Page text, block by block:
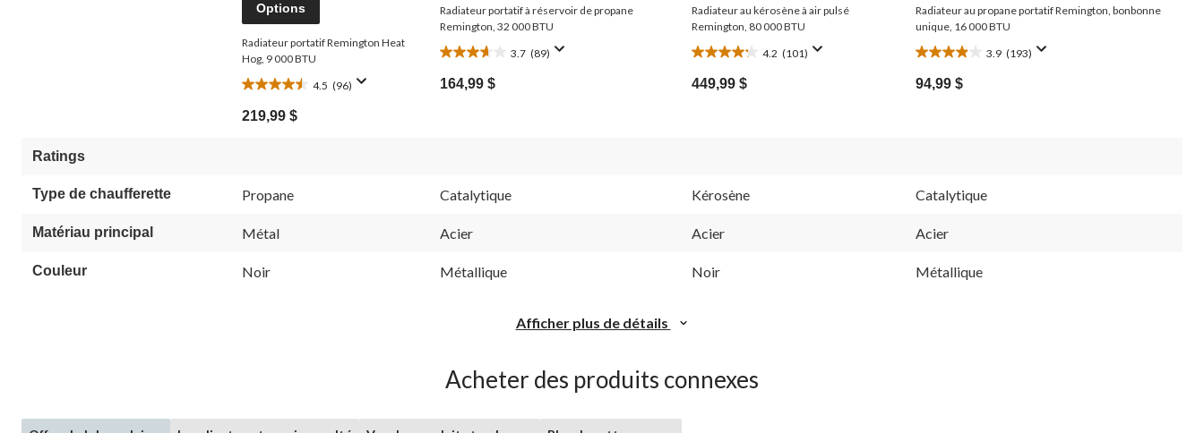
Options
Radiateur portatif Remington Heat
Hog, 9 000 BTU
4.5 (96)
4.5
étoile(s)
sur
219,99 $
Radiateur portatif à réservoir de propane
Remington, 32 000 BTU
3.7 (89)
3.7
étoile(s)
sur
164,99 $
Radiateur au kérosène à air pulsé
Remington, 80 000 BTU
4.2 (101)
4.2
étoile(s)
sur
449,99 $
Radiateur au propane portatif Remington, bonbonne
unique, 16 000 BTU
3.9 (193)
3.9
étoile(s)
sur
94,99 $
Ratings
Type de chaufferette Propane Catalytique Kérosène Catalytique
Matériau principal Métal Acier Acier Acier
Couleur Noir Métallique Noir Métallique
Afficher plus de détails
Acheter des produits connexes